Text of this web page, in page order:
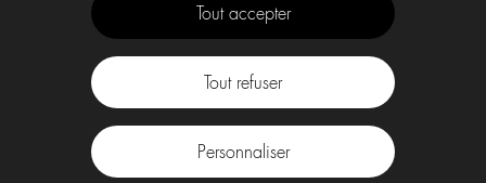
Labo -M-
Contact À propos Press Kit -M- CGU
YoutubeDiscordtiktok Deezer
Tout accepter
Tout refuser
Personnaliser